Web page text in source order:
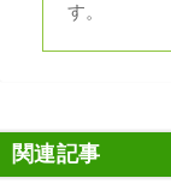
す。
関連記事